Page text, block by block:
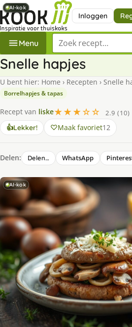
Inloggen
Menu Zoek een recept
Snelle hapjes
U bent hier: Home › Recepten › Snelle
Borrelhapjes & tapas
Recept van liske★★★☆☆
2.9 (10)
👍Lekker! Maak favoriet12
Delen: Delen… WhatsApp
AI-kok
AI-kok
AI-kok
AI-kok
AI-kok
AI-kok
AI-kok